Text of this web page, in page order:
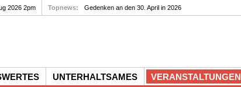
UNTERHALTSAMES VERANSTALTUNGEN
2026 2pm Topnews: Gedenken an den 30. April in 2026